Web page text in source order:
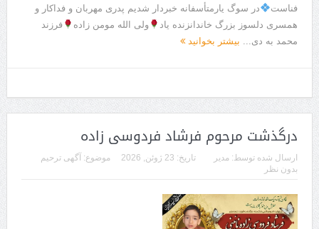
فناست
در سوگ یارمتأسفانه خبردار شدیم پدری مهربان و فداکار و
همسری دلسوز بزرگ خاندانزنده یاد
ولی الله مومن زاده
فرزند
محمد به دی... بیشتر بخوانید
درگذشت مرحوم فرشاد فردوسی زاده
ارسال شده توسط: مدیر تاریخ: 23 ژوئن, 2026 موضوع: آگهی ترحیم
بدون نظر